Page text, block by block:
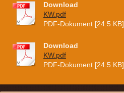
Download
KW.pdf
PDF-Dokument [24.5 KB]
Download
KW.pdf
PDF-Dokument [24.5 KB]